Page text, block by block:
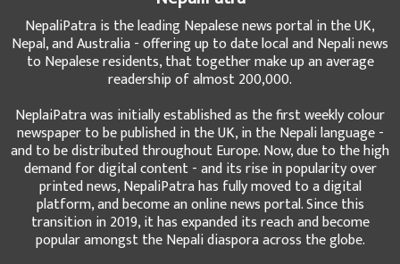
NepaliPatra is the leading Nepalese news portal in the UK,
Nepal, and Australia - offering up to date local and Nepali news
to Nepalese residents, that together make up an average
readership of almost 200,000.
NeplaiPatra was initially established as the first weekly colour
newspaper to be published in the UK, in the Nepali language -
and to be distributed throughout Europe. Now, due to the high
demand for digital content - and its rise in popularity over
printed news, NepaliPatra has fully moved to a digital
platform, and become an online news portal. Since this
transition in 2019, it has expanded its reach and become
popular amongst the Nepali diaspora across the globe.